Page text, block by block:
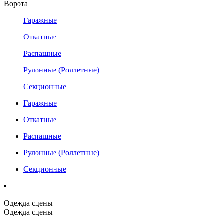
Ворота
Гаражные
Откатные
Распашные
Рулонные (Роллетные)
Секционные
Гаражные
Откатные
Распашные
Рулонные (Роллетные)
Секционные
Одежда сцены
Одежда сцены